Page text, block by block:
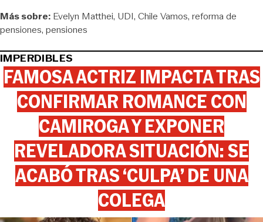
Más sobre: Evelyn Matthei UDI Chile Vamos reforma de
pensiones pensiones
IMPERDIBLES
FAMOSA ACTRIZ IMPACTA TRAS
CONFIRMAR ROMANCE CON
CAMIROGA Y EXPONER
REVELADORA SITUACIÓN: SE
ACABÓ TRAS ‘CULPA’ DE UNA
COLEGA